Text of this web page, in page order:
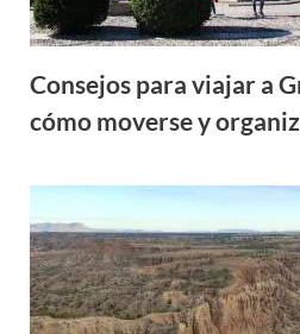
Consejos para viajar a
cómo moverse y